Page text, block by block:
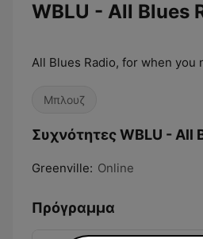
WBLU - All Blues
All Blues Radio, for when you
Μπλουζ
Συχνότητες WBLU - All
Greenville: Online
Πρόγραμμα